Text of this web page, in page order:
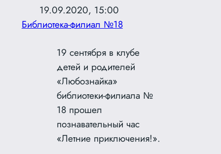
19.09.2020, 15:00
Библиотека-филиал №18
19 сентября в клубе
детей и родителей
«Любознайка»
библиотеки-филиала №
18 прошел
познавательный час
«Летние приключения!».